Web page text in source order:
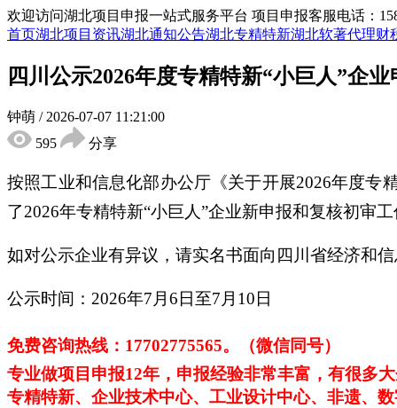
欢迎访问湖北项目申报一站式服务平台 项目申报客服电话：
首页湖北项目资讯湖北通知公告湖北专精特新湖北软著代理财
四川公示2026年度专精特新“小巨人”企
钟萌 / 2026-07-07 11:21:00
595
分享
按照工业和信息化部办公厅《关于开展2026年度专
了2026年专精特新“小巨人”企业新申报和复核初审
如对公示企业有异议，请实名书面向四川省经济和
公示时间：2026年7月6日至7月10日
免费咨询热线： 17702775565。（微信同号）
专业做项目申报12年，申报经验非常丰富，有很多
专精特新、企业技术中心、工业设计中心、非遗、